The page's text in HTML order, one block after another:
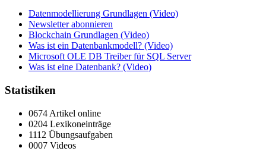
Datenmodellierung Grundlagen (Video)
Newsletter abonnieren
Blockchain Grundlagen (Video)
Was ist ein Datenbankmodell? (Video)
Microsoft OLE DB Treiber für SQL Server
Was ist eine Datenbank? (Video)
Statistiken
0674 Artikel online
0204 Lexikoneinträge
1112 Übungsaufgaben
0007 Videos